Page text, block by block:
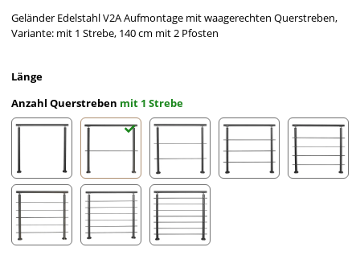
Geländer Edelstahl V2A Aufmontage mit waagerechten Querstreben,
Variante: mit 1 Strebe, 140 cm mit 2 Pfosten
Länge
Anzahl Querstreben mit 1 Strebe
ohne Streben mit 1 Strebe mit 2 Streben